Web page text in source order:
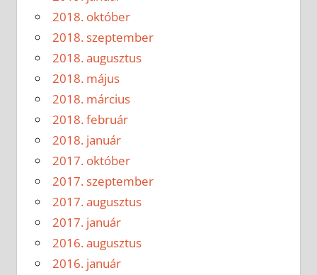
2018. október
2018. szeptember
2018. augusztus
2018. május
2018. március
2018. február
2018. január
2017. október
2017. szeptember
2017. augusztus
2017. január
2016. augusztus
2016. január